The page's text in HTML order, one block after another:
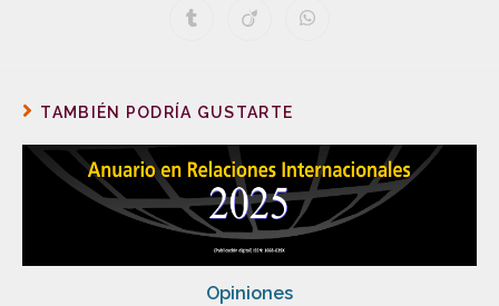
TAMBIÉN PODRÍA GUSTARTE
Opiniones